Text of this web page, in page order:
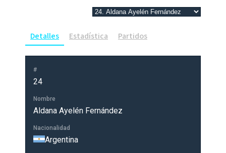
Detalles Estadística Partidos
#
24
Nombre
Aldana Ayelén Fernández
Nacionalidad
Argentina